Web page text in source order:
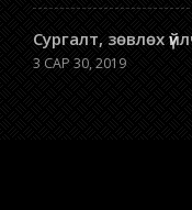
Сургалт, зөвлөх
3 САР 30, 2019